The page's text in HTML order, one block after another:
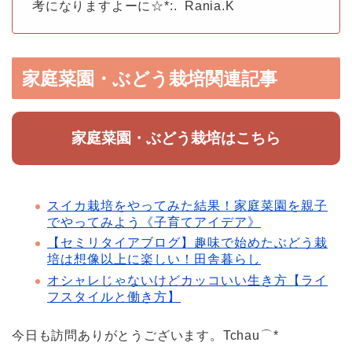
考になりますよーに☆*:. Rania.K
家庭菜園・ぶどう栽培関連記事
家庭菜園・ぶどう栽培はこちら
スイカ栽培をやってみた結果！家庭菜園を親子
でやってみよう《子育てアイデア》
【セミリタイアブログ】趣味で始めたぶどう栽
培は想像以上に楽しい！田舎暮らし
オシャレじゃないけどカッコいい生き方【ライ
フスタイルと働き方】
今日も訪問ありがとうございます。Tchau⌒*